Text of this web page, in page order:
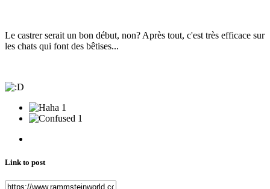
Le castrer serait un bon début, non? Après tout, c'est très efficace sur
les chats qui font des bêtises...
1
1
Link to post